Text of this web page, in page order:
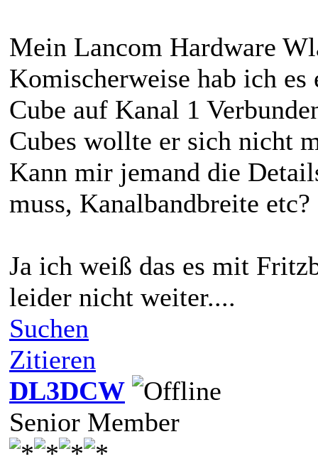
Mein Lancom Hardware
Komischerweise hab ich
Cube auf Kanal 1
Cubes wollte er sich nicht
Kann mir jemand die
muss, Kanalbandbreite etc?
Ja ich weiß das es mit
leider nicht weiter....
Suchen
Zitieren
DL3DCW
Senior Member